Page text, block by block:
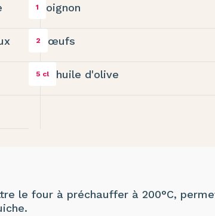
1 oignon
2 œufs
5 cl huile d'olive
le four à préchauffer à 200°C,